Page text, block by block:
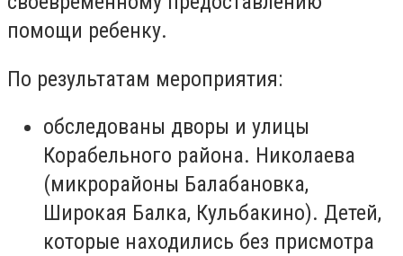
помощи ребенку.
По результатам мероприятия:
обследованы дворы и улицы
Корабельного района. Николаева
(микрорайоны Балабановка,
Широкая Балка, Кульбакино). Детей,
которые находились без присмотра